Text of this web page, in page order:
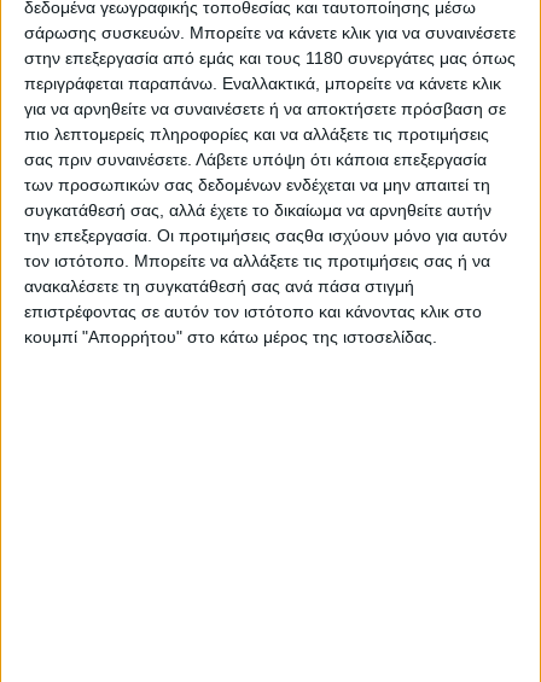
δεδομένα γεωγραφικής τοποθεσίας και ταυτοποίησης μέσω
σάρωσης συσκευών. Μπορείτε να κάνετε κλικ για να συναινέσετε
στην επεξεργασία από εμάς και τους 1180 συνεργάτες μας όπως
περιγράφεται παραπάνω. Εναλλακτικά, μπορείτε να κάνετε κλικ
για να αρνηθείτε να συναινέσετε ή να αποκτήσετε πρόσβαση σε
πιο λεπτομερείς πληροφορίες και να αλλάξετε τις προτιμήσεις
σας πριν συναινέσετε. Λάβετε υπόψη ότι κάποια επεξεργασία
των προσωπικών σας δεδομένων ενδέχεται να μην απαιτεί τη
συγκατάθεσή σας, αλλά έχετε το δικαίωμα να αρνηθείτε αυτήν
την επεξεργασία. Οι προτιμήσεις σαςθα ισχύουν μόνο για αυτόν
τον ιστότοπο. Μπορείτε να αλλάξετε τις προτιμήσεις σας ή να
ανακαλέσετε τη συγκατάθεσή σας ανά πάσα στιγμή
επιστρέφοντας σε αυτόν τον ιστότοπο και κάνοντας κλικ στο
κουμπί "Απορρήτου" στο κάτω μέρος της ιστοσελίδας.
είναι πως η κορδέλα σε ένα δύσκολο σημείο άνοιξε
κατά την διάρκεια της ειδικής αντί για το τέλος του
πρώτου γύρου, δημιουργώντας μία μικρή διαφορά σε
όποιον δεν χρειάστηκε να περάσει από εκεί. Πέρα από
το μικρό αυτό θέμα δεν μεταφέρθηκε σε εμάς κατά την
παρουσία που είχαμε εκεί οποιοδήποτε ζήτημα, το
αντίθετο ήταν αρκετοί όσοι μίλησαν για έναν δύσκολο
αλλά συναρπαστικό αγώνα, από εκείνους που νιώθεις
πως έχεις κατακτήσει κάτι, απλά ολοκληρώνοντάς
τους! Φάνηκε πως η προσπάθεια ήταν να γίνει ένας
σκληρός πρώτος αγώνας που να ευνοεί την εμπειρία
και την αντοχή και να δώσει σε όλους τους
συμμετέχοντες την ευκαιρία να είναι περήφανοι που